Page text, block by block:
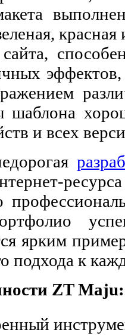
шаблона
и всех
ярким
подхода к
ZT Maju: